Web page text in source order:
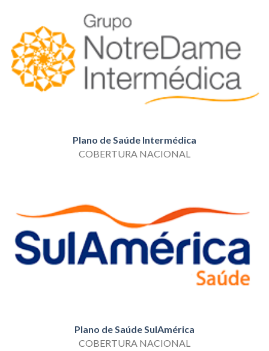
Plano de Saúde Intermédica
COBERTURA NACIONAL
Plano de Saúde SulAmérica
COBERTURA NACIONAL